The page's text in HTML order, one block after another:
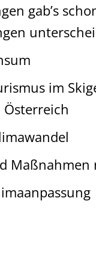
gab’s
im